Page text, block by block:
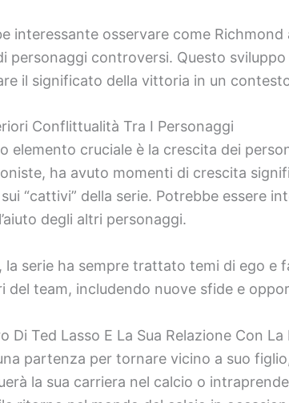
interessante osservare come
personaggi controversi. Questo
il significato della vittoria in un
Conflittualità Tra I Personaggi
elemento cruciale è la crescita dei
ha avuto momenti di crescita
“cattivi” della serie. Potrebbe essere
degli altri personaggi.
la serie ha sempre trattato temi di ego e
del team, includendo nuove sfide e
Di Ted Lasso E La Sua Relazione Con La
partenza per tornare vicino a suo
la sua carriera nel calcio o